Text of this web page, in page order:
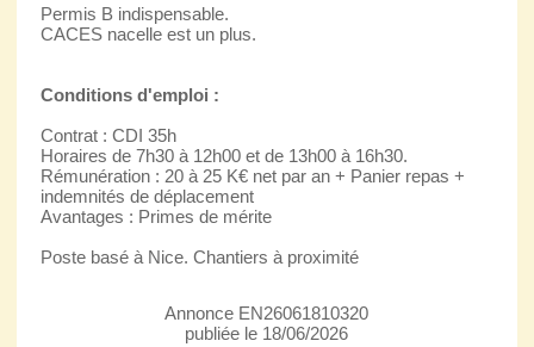
Permis B indispensable.
CACES nacelle est un plus.
Conditions d'emploi :
Contrat : CDI 35h
Horaires de 7h30 à 12h00 et de 13h00 à 16h30.
Rémunération : 20 à 25 K€ net par an + Panier repas +
indemnités de déplacement
Avantages : Primes de mérite
Poste basé à Nice. Chantiers à proximité
Annonce EN26061810320
publiée le 18/06/2026